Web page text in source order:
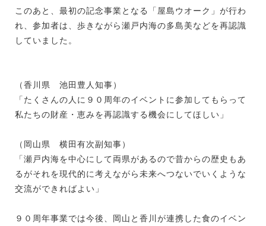
このあと、最初の記念事業となる「屋島ウオーク」が行わ
れ、参加者は、歩きながら瀬戸内海の多島美などを再認識
していました。
（香川県 池田豊人知事）
「たくさんの人に９０周年のイベントに参加してもらって
私たちの財産・恵みを再認識する機会にしてほしい」
（岡山県 横田有次副知事）
「瀬戸内海を中心にして両県があるので昔からの歴史もあ
るがそれを現代的に考えながら未来へつないでいくような
交流ができればよい」
９０周年事業では今後、岡山と香川が連携した食のイベン